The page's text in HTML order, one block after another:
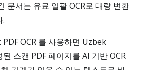
문서는 유료 일괄 OCR로 대량 변환
.
OCR 를 사용하면 Uzbek
스캔 PDF 페이지를 AI 기반 OCR